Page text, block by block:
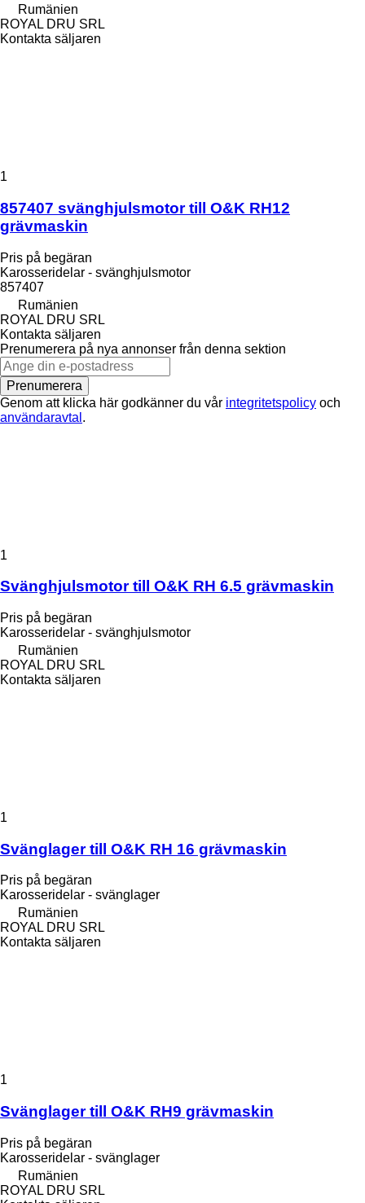
Rumänien
ROYAL DRU SRL
Kontakta säljaren
1
857407 svänghjulsmotor till O&K RH12
grävmaskin
Pris på begäran
Karosseridelar - svänghjulsmotor
857407
Rumänien
ROYAL DRU SRL
Kontakta säljaren
Prenumerera på nya annonser från denna sektion
Prenumerera
Genom att klicka här godkänner du vår integritetspolicy och
användaravtal .
1
Svänghjulsmotor till O&K RH 6.5 grävmaskin
Pris på begäran
Karosseridelar - svänghjulsmotor
Rumänien
ROYAL DRU SRL
Kontakta säljaren
1
Svänglager till O&K RH 16 grävmaskin
Pris på begäran
Karosseridelar - svänglager
Rumänien
ROYAL DRU SRL
Kontakta säljaren
1
Svänglager till O&K RH9 grävmaskin
Pris på begäran
Karosseridelar - svänglager
Rumänien
ROYAL DRU SRL